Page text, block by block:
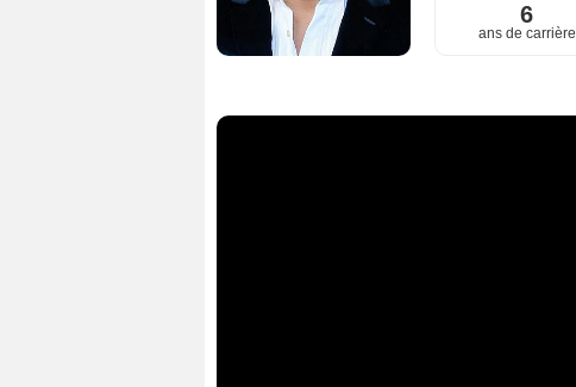
6
ans de carrière